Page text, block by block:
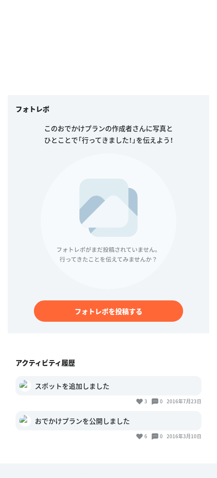
フォトレポ
このおでかけプランの作成者さんに写真と
ひとことで「行ってきました！」を伝えよう！
フォトレポを投稿する
アクティビティ履歴
スポットを追加しました
3 0 2016年7月23日
おでかけプランを公開しました
6 0 2016年3月10日